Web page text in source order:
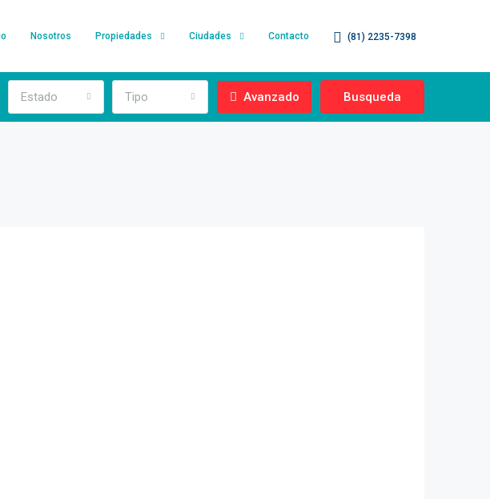
Nosotros Propiedades Ciudades Contacto (81) 2235-7398
Estado Tipo Avanzado Busqueda